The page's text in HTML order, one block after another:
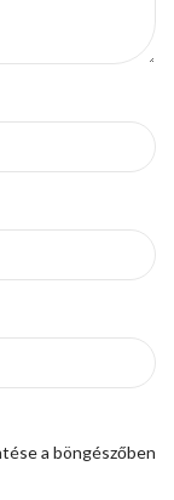
a böngészőben